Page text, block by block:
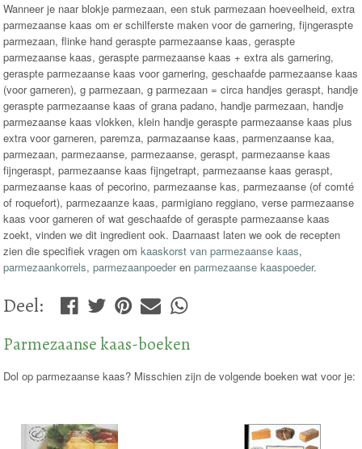
Wanneer je naar blokje parmezaan, een stuk parmezaan hoeveelheid, extra
parmezaanse kaas om er schilferste maken voor de garnering, fijngeraspte
parmezaan, flinke hand geraspte parmezaanse kaas, geraspte
parmezaanse kaas, geraspte parmezaanse kaas + extra als garnering,
geraspte parmezaanse kaas voor garnering, geschaafde parmezaanse kaas
(voor garneren), g parmezaan, g parmezaan = circa handjes geraspt, handje
geraspte parmezaanse kaas of grana padano, handje parmezaan, handje
parmezaanse kaas vlokken, klein handje geraspte parmezaanse kaas plus
extra voor garneren, paremza, parmazaanse kaas, parmenzaanse kaa,
parmezaan, parmezaanse, parmezaanse, geraspt, parmezaanse kaas
fijngeraspt, parmezaanse kaas fijngetrapt, parmezaanse kaas geraspt,
parmezaanse kaas of pecorino, parmezaanse kas, parmezaanse (of comté
of roquefort), parmezaanze kaas, parmigiano reggiano, verse parmezaanse
kaas voor garneren of wat geschaafde of geraspte parmezaanse kaas
zoekt, vinden we dit ingredient ook. Daarnaast laten we ook de recepten
zien die specifiek vragen omkaaskorst van parmezaanse kaas,
parmezaankorrels,parmezaanpoederenparmezaanse kaaspoeder.
Deel:
Parmezaanse kaas-boeken
Dol op parmezaanse kaas? Misschien zijn de volgende boeken wat voor je: